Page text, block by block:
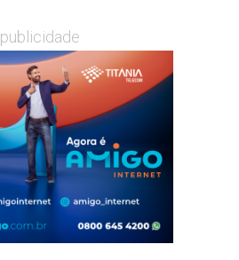
publicidade